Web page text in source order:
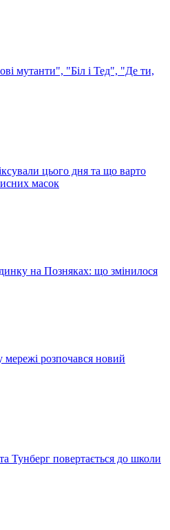
мутанти", "Біл і Тед", "Де ти,
цього дня та що варто
масок
на Позняках: що змінилося
розпочався новий
Тунберг повертається до школи